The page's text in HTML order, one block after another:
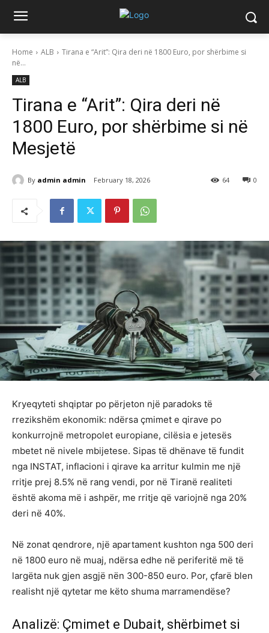
Home ALB
Tirana e “Arit”: Qira deri në 1800 Euro, por shërbime si
në...
ALB
Tirana e “Arit”: Qira deri në
1800 Euro, por shërbime si në
Mesjetë
By admin admin February 18, 2026 0
64
Kryeqyteti shqiptar po përjeton një paradoks të
rrezikshëm ekonomik: ndërsa çmimet e qirave po
konkurrojnë metropolet europiane, cilësia e jetesës
mbetet në nivele mbijetese. Sipas të dhënave të fundit
nga INSTAT, inflacioni i qirave ka arritur kulmin me një
rritje prej 8.5% në rang vendi, por në Tiranë realiteti
është akoma më i ashpër, me rritje që variojnë nga 20%
deri në 40%.
Në zonat qendrore, një apartament kushton nga 500 deri
në 1800 euro në muaj, ndërsa edhe në periferitë më të
largëta nuk gjen asgjë nën 300-850 euro. Por, çfarë blen
realisht një qytetar me këto shuma marramendëse?
Analizë: Çmimet e Dubait, shërbimet si